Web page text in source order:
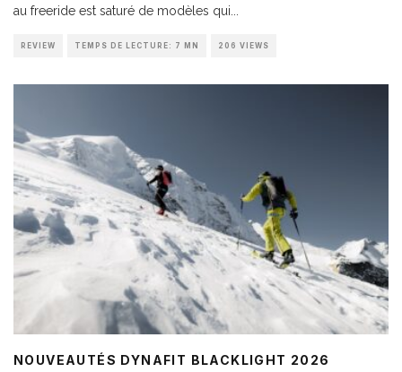
au freeride est saturé de modèles qui
REVIEW TEMPS DE LECTURE: 7 MN 206 VIEWS
NOUVEAUTÉS DYNAFIT BLACKLIGHT 2026